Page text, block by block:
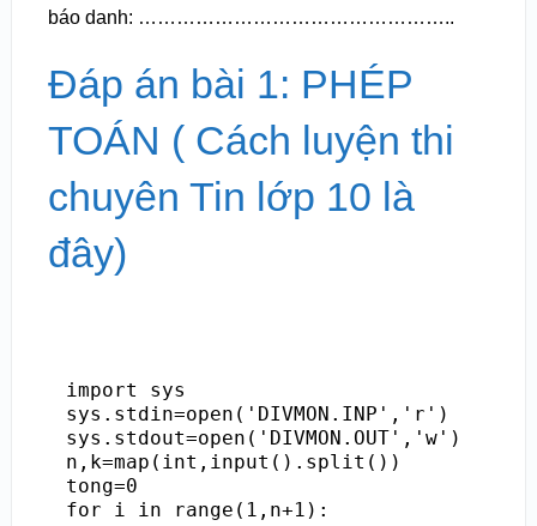
báo danh: …………………………………………..
Đáp án bài 1: PHÉP
TOÁN ( Cách luyện thi
chuyên Tin lớp 10 là
đây)
import sys
sys.stdin=open('DIVMON.INP','r')
sys.stdout=open('DIVMON.OUT','w')
n,k=map(int,input().split())
tong=0
for i in range(1,n+1):